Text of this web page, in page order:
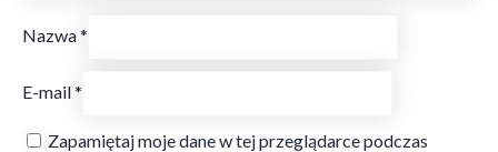
Nazwa*
E-mail*
Zapamiętaj moje dane w tej przeglądarce podczas